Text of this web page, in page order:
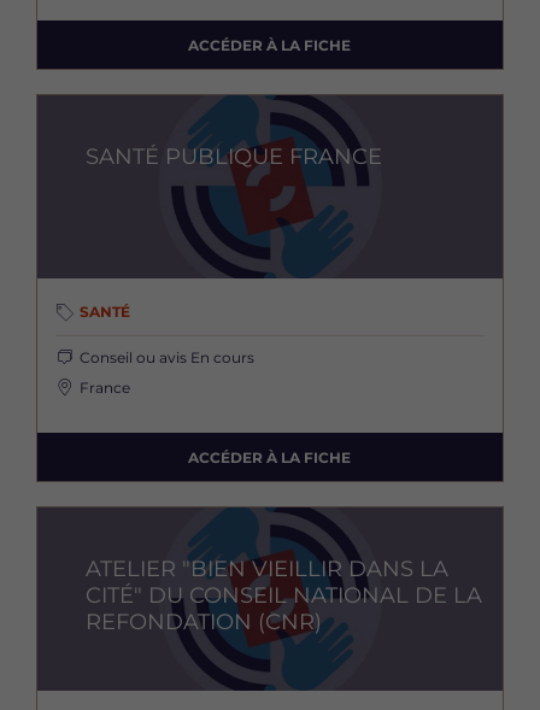
ACCÉDER À LA FICHE
SANTÉ PUBLIQUE FRANCE
SANTÉ
Conseil ou avis En cours
France
ACCÉDER À LA FICHE
ATELIER "BIEN VIEILLIR DANS LA
CITÉ" DU CONSEIL NATIONAL DE LA
REFONDATION (CNR)